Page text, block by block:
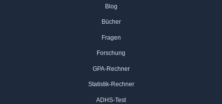
Blog
Bücher
Fragen
Forschung
GPA-Rechner
Statistik-Rechner
ADHS-Test